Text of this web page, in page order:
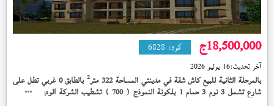
18,500,000ج كود: 6828
آخر تحديث:16 يوليو 2026
بالمرحلة الثانية للبيع كاش شقة في مدينتي المساحة 322 متر 2 بالطابق 0 غربي تطل على
شارع تشمل 3 نوم 3 حمام 1 بلكونة النموذج ( 700 ) تشطيب الشركة الوديعة مدفوعة